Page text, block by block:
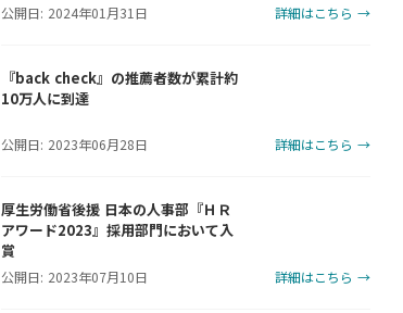
公開日: 2024年01月31日 詳細はこちら →
『back check』の推薦者数が累計約
10万人に到達
公開日: 2023年06月28日 詳細はこちら →
厚生労働省後援 日本の人事部『ＨＲ
アワード2023』採用部門において入
賞
公開日: 2023年07月10日 詳細はこちら →